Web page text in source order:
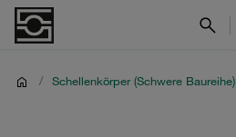
/ Schellenkörper (Schwere Baureihe)